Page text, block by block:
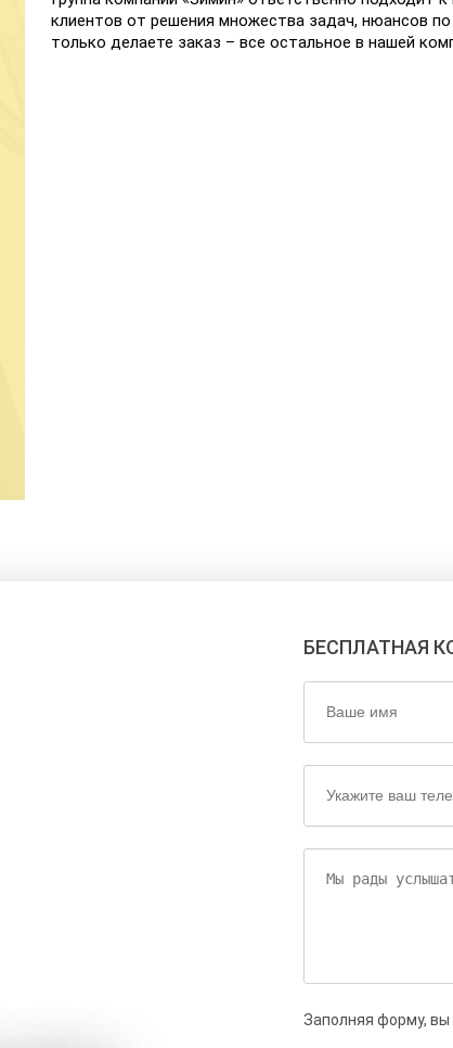
клиентов от решения множества задач, нюансов
только делаете заказ – все остальное в нашей
БЕСПЛАТНАЯ
Заполняя форму, вы